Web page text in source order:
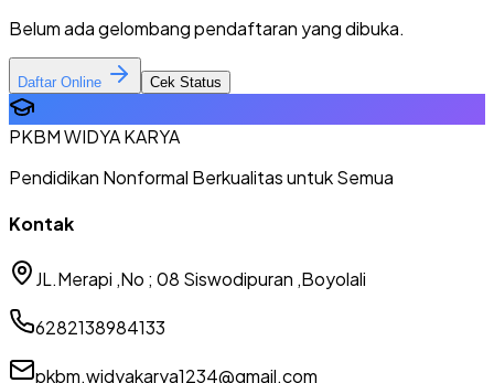
Belum ada gelombang pendaftaran yang dibuka.
Daftar Online Cek Status
PKBM WIDYA KARYA
Pendidikan Nonformal Berkualitas untuk Semua
Kontak
JL.Merapi ,No ; 08 Siswodipuran ,Boyolali
6282138984133
pkbm.widyakarya1234@gmail.com